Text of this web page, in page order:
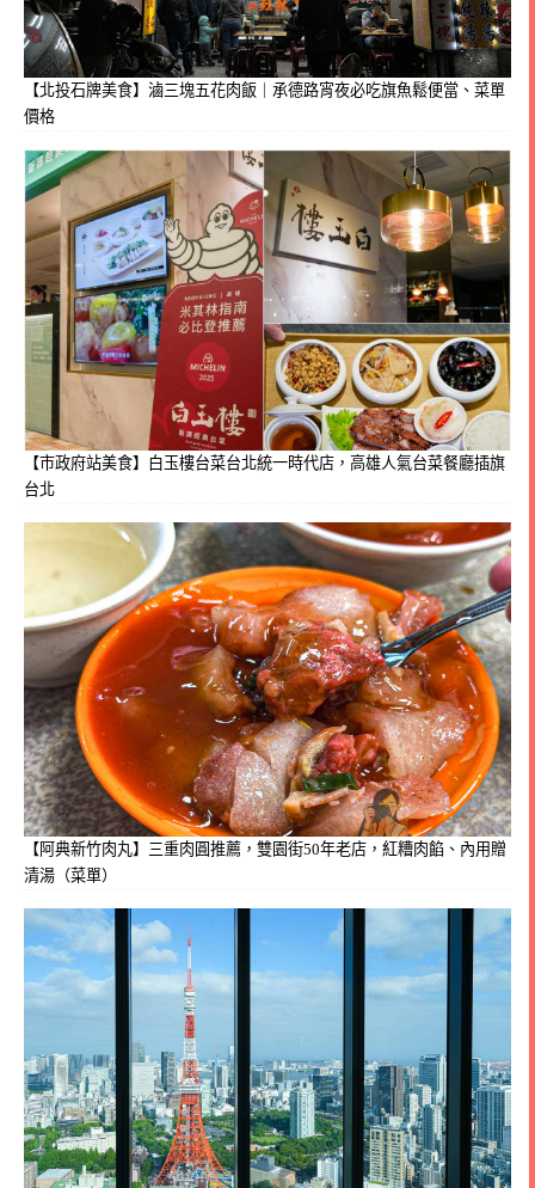
【北投石牌美食】滷三塊五花肉飯｜承德路宵夜必吃旗魚鬆便當、菜單
價格
【市政府站美食】白玉樓台菜台北統一時代店，高雄人氣台菜餐廳插旗
台北
【阿典新竹肉丸】三重肉圓推薦，雙園街50年老店，紅糟肉餡、內用贈
清湯（菜單）